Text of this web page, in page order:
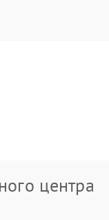
центра